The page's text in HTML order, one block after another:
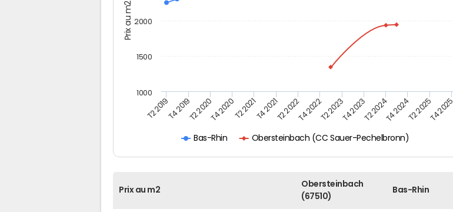
Prix au m2
Bas-Rhin Obersteinbach (CC Sauer-Pechelbronn)
T2 2019T4 2019T2 2020T4 2020T2 2021T4 2021T2 2022T4 2022T2 2023T4 2023T2 2024T4 2024T2 2025T4 2025
1000
1500
2000
Prix au m2
Obersteinbach
(67510)
Bas-Rhin